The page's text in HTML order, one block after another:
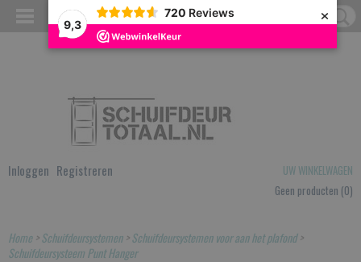
9,3
720 Reviews ×
Inloggen Registreren
UW WINKELWAGEN
Geen producten (0)
Home>Schuifdeursystemen>Schuifdeursystemen voor aan het plafond>
Schuifdeursysteem Punt Hanger